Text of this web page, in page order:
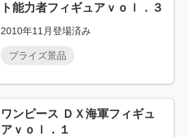
ト能力者フィギュアｖｏｌ．３
2010年11月登場済み
プライズ景品
ワンピース ＤＸ海軍フィギュ
アｖｏｌ．１